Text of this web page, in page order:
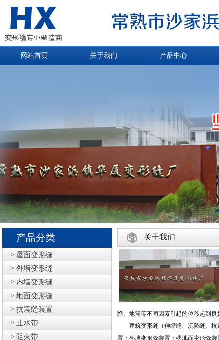
网站首页 关于我们 产品中心
产品分类
> 屋面变形缝
> 外墙变形缝
> 内墙变形缝
> 地面变形缝
> 抗震缝装置
> 止水带
> 阻火带
关于我们
降、地震等不同因素引起的位移起到
建筑变形缝（伸缩缝、沉降缝、抗
置；外墙变形缝装置；楼地面变形缝